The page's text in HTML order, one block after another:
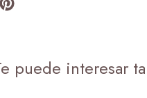
puede interesar